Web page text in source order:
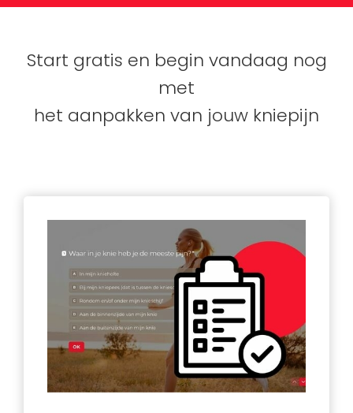
Start gratis en begin vandaag nog
met
het aanpakken van jouw kniepijn